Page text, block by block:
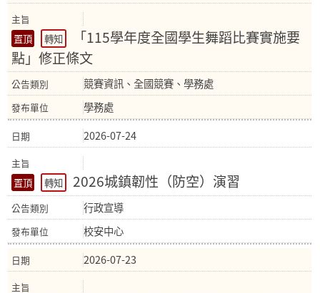
轉知
「115學年度全國學生舞蹈比賽實施要
點」修正條文
競賽資訊、全國競賽、學務處
學務處
2026-07-24
轉知 2026城鎮韌性（防空）演習
行政宣導
校安中心
2026-07-23